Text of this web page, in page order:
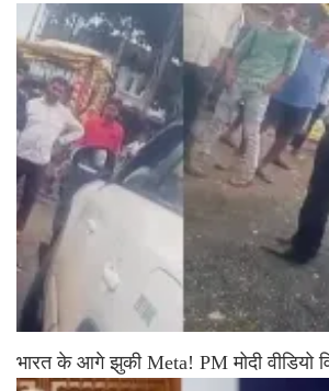
भारत के आगे झुकी Meta! PM मोदी वीडियो